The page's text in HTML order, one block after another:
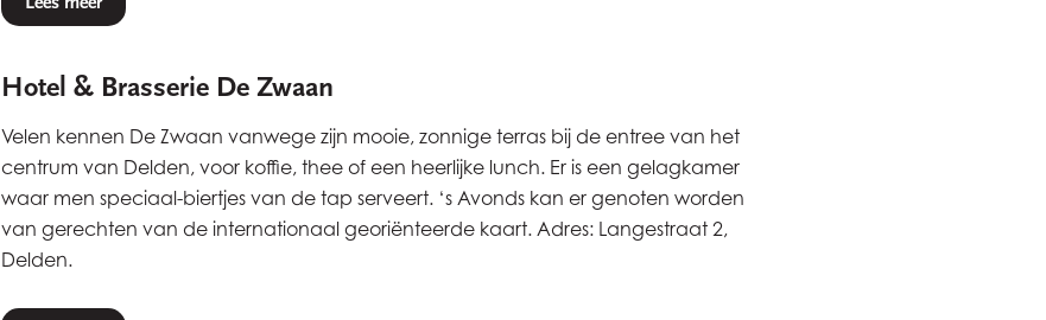
Hotel & Brasserie De Zwaan
Velen kennen De Zwaan vanwege zijn mooie, zonnige terras bij de entree van het
centrum van Delden, voor koffie, thee of een heerlijke lunch. Er is een gelagkamer
waar men speciaal-biertjes van de tap serveert. ‘s Avonds kan er genoten worden
van gerechten van de internationaal georiënteerde kaart. Adres: Langestraat 2,
Delden.